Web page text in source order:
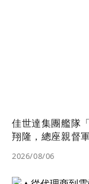
佳世達集團艦隊
翔隆，總座親督
2026/08/06